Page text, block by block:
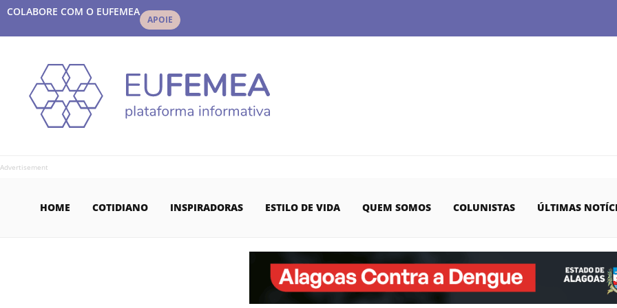
COLABORE COM O EUFEMEA
APOIE
Advertisement
HOME COTIDIANO INSPIRADORAS ESTILO DE VIDA QUEM SOMOS COLUNISTAS ÚLTIMAS